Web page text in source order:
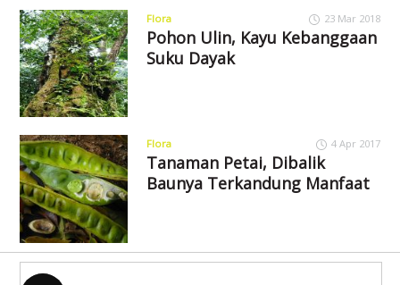
Flora 23 Mar 2018
Pohon Ulin, Kayu Kebanggaan
Suku Dayak
Flora 4 Apr 2017
Tanaman Petai, Dibalik
Baunya Terkandung Manfaat